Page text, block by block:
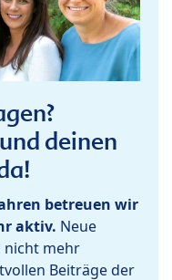
deinen
betreuen wir
aktiv. Neue
nicht mehr
Beiträge der